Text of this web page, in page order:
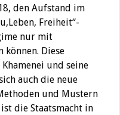
den Aufstand im
Freiheit“-
nur mit
Diese
und seine
auch die neue
und Mustern
die Staatsmacht in